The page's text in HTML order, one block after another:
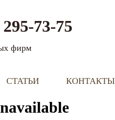
фирм
295-73-75
СТАТЬИ КОНТАКТЫ